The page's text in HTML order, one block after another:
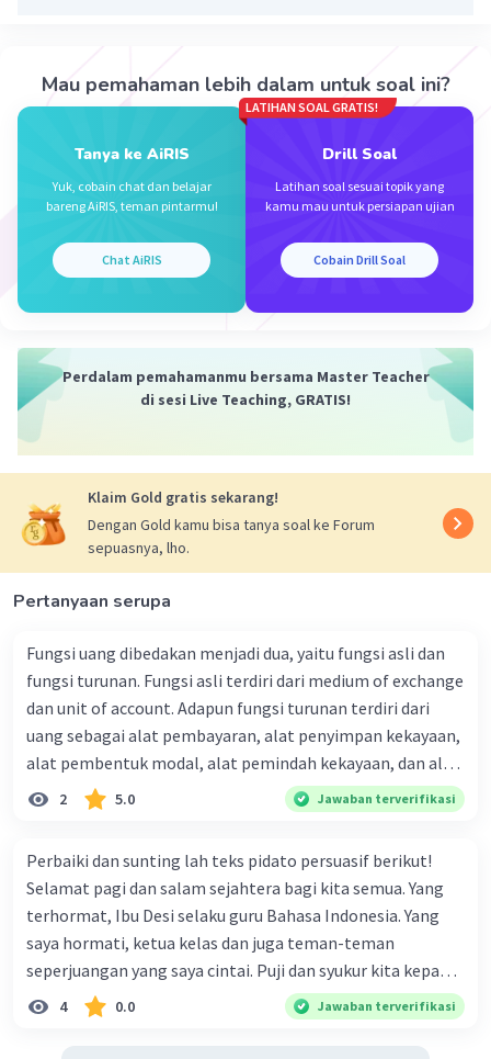
Dika dapat memperoleh pinjaman uang tunai
tanpa harus menjual asetnya.
Beri Rating·4.5
Jawaban terverifikasi
keuangan nonbank, yaitu:
jaminan barang berharga, seperti emas. Pak Dika
dapat menggunakan emas batangannya sebagai
jaminan untuk mendapatkan pinjaman dari
pegadaian tanpa harus menjual emas tersebut.
Ini memungkinkannya untuk mendapatkan dana
harus kehilangan kepemilikan atas emas
tersebut. Sebagai ganti pinjaman, Pak Dika akan
membayar bunga dan mengembalikan pinjaman
sesuai dengan persyaratan yang disepakati
dengan pegadaian.
Beri Rating Balas
Mau pemahaman lebih dalam untuk soal ini?
Tanya ke AiRIS
Yuk, cobain chat dan belajar
bareng AiRIS, teman pintarmu!
Chat AiRIS
LATIHAN SOAL GRATIS!
Drill Soal
Latihan soal sesuai topik yang
kamu mau untuk persiapan ujian
Cobain Drill Soal
Perdalam pemahamanmu bersama Master Teacher
di sesi Live Teaching, GRATIS!
Klaim Gold gratis sekarang!
Dengan Gold kamu bisa tanya soal ke Forum
sepuasnya, lho.
Pertanyaan serupa
Fungsi uang dibedakan menjadi dua, yaitu fungsi asli dan
fungsi turunan. Fungsi asli terdiri dari medium of exchange
dan unit of account. Adapun fungsi turunan terdiri dari
uang sebagai alat pembayaran, alat penyimpan kekayaan,
alat pembentuk modal, alat pemindah kekayaan, dan alat
penunjuk harga. Pernyataan yang menunjukkan
penerapan fungsi turunan uang yaitu ..... (Jawaban lebih
bunganya sejumlah Rp312.000,00 B. Bu Romlah membayar
uang SPP anaknya sebesar Rp250.000,00 setiap bulan. C.
Harga sekilo daging ayam Rp40.000,00 dan harga sekilo
daging sapi Rp125.000,00. D. Mira menyimpan sebagian
uang sakunya untuk ditabung. E. Pak Setio menggunakan
uang pensiun untuk mendirikan bengkel di dekat
2 5.0 Jawaban terverifikasi
Perbaiki dan sunting lah teks pidato persuasif berikut!
Selamat pagi dan salam sejahtera bagi kita semua. Yang
terhormat, Ibu Desi selaku guru Bahasa Indonesia. Yang
saya hormati, ketua kelas dan juga teman-teman
seperjuangan yang saya cintai. Puji dan syukur kita kepada
Tuhan Yang Maha Esa karena berkatNya kita dapat hadir di
sini dalam keadaan yang sehat. Teman - teman, setiap
4 0.0 Jawaban terverifikasi